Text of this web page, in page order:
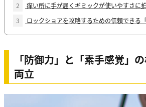
2
痒い所に手が届くギミックが使いやすさに
3
ロックショアを攻略するための信頼できる「
「防御力」と「素手感覚」
両立